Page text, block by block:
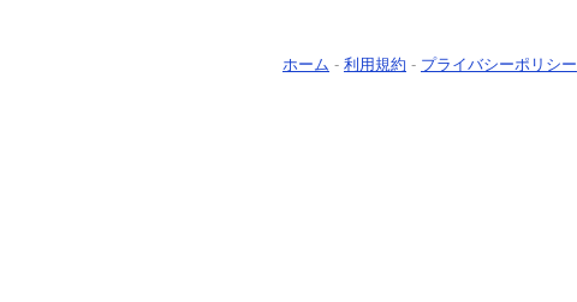
ホーム - 利用規約 - プライバシーポリシー